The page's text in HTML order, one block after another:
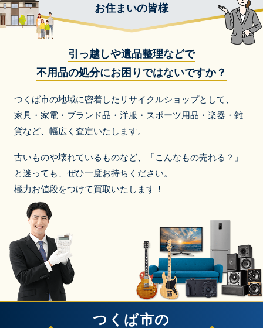
お住まいの皆様
引っ越しや遺品整理などで
不用品の処分にお困りではないですか？
つくば市の地域に密着したリサイクルショップとして、
家具・家電・ブランド品・洋服・スポーツ用品・楽器・雑
貨など、 幅広く査定いたします。
古いものや壊れているものなど、「こんなもの売れる？」
と迷っても、ぜひ一度お持ちください。
極力お値段をつけて買取いたします！
つくば市の